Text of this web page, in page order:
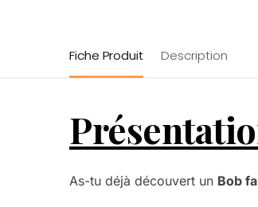
Fiche Produit Description
As-tu déjà découvert un Bob